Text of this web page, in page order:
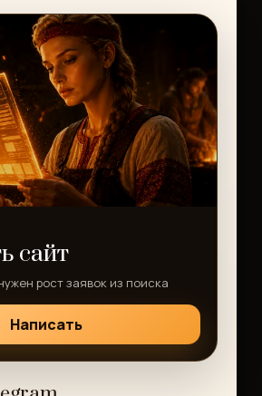
сайт
рост заявок из поиска
Написать